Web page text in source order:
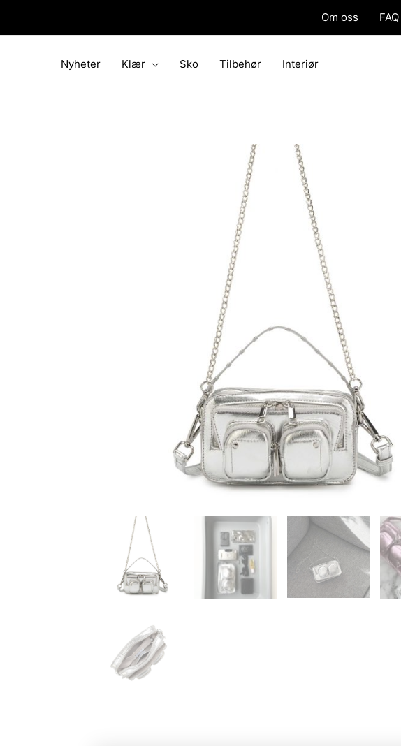
Om oss FAQ
Nyheter Klær Sko Tilbehør Interiør